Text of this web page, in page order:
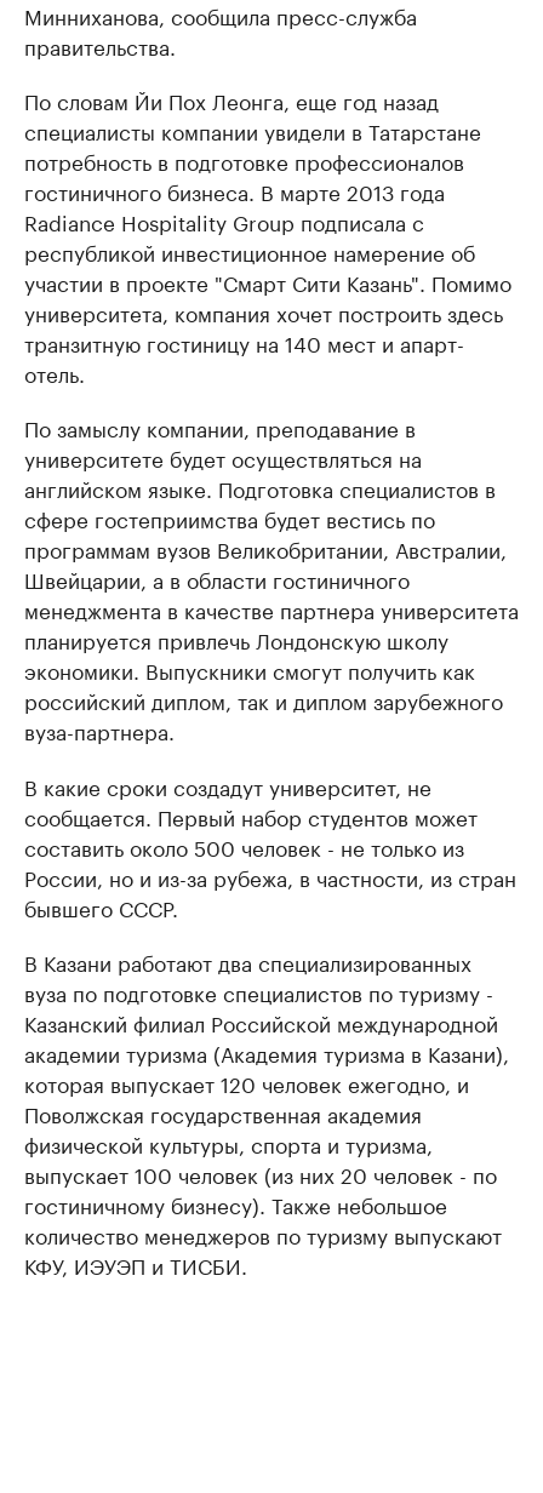
Минниханова, сообщила пресс-служба
правительства.
По словам Йи Пох Леонга, еще год назад
специалисты компании увидели в Татарстане
потребность в подготовке профессионалов
гостиничного бизнеса. В марте 2013 года
Radiance Hospitality Group подписала с
республикой инвестиционное намерение об
участии в проекте "Смарт Сити Казань". Помимо
университета, компания хочет построить здесь
транзитную гостиницу на 140 мест и апарт-
отель.
По замыслу компании, преподавание в
университете будет осуществляться на
английском языке. Подготовка специалистов в
сфере гостеприимства будет вестись по
программам вузов Великобритании, Австралии,
Швейцарии, а в области гостиничного
менеджмента в качестве партнера университета
планируется привлечь Лондонскую школу
экономики. Выпускники смогут получить как
российский диплом, так и диплом зарубежного
вуза-партнера.
В какие сроки создадут университет, не
сообщается. Первый набор студентов может
составить около 500 человек - не только из
России, но и из-за рубежа, в частности, из стран
бывшего СССР.
В Казани работают два специализированных
вуза по подготовке специалистов по туризму -
Казанский филиал Российской международной
академии туризма (Академия туризма в Казани),
которая выпускает 120 человек ежегодно, и
Поволжская государственная академия
физической культуры, спорта и туризма,
выпускает 100 человек (из них 20 человек - по
гостиничному бизнесу). Также небольшое
количество менеджеров по туризму выпускают
КФУ, ИЭУЭП и ТИСБИ.